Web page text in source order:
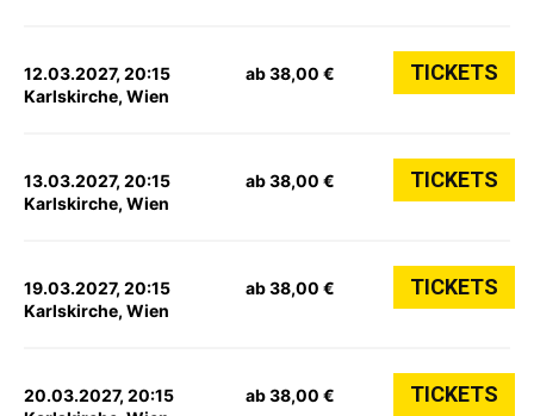
12.03.2027, 20:15
Karlskirche, Wien
ab 38,00 € TICKETS
13.03.2027, 20:15
Karlskirche, Wien
ab 38,00 € TICKETS
19.03.2027, 20:15
Karlskirche, Wien
ab 38,00 € TICKETS
20.03.2027, 20:15
ab 38,00 € TICKETS